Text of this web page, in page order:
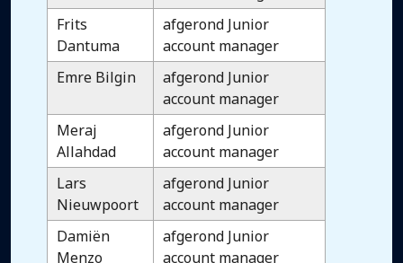
Frits
Dantuma
afgerond Junior
account manager
Emre Bilgin
afgerond Junior
account manager
Meraj
Allahdad
afgerond Junior
account manager
Lars
Nieuwpoort
afgerond Junior
account manager
Damiën
Menzo
afgerond Junior
account manager